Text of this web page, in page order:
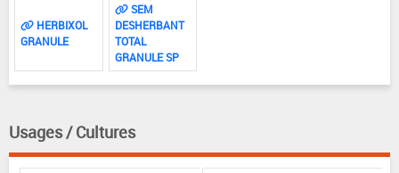
HERBIXOL
GRANULE
SEM
DESHERBANT
TOTAL
GRANULE SP
Usages / Cultures